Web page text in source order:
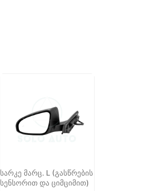
სარკე მარც. L (გასწრების
სენსორით და ციმციმით)